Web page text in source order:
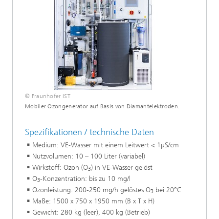
© Fraunhofer IST
Mobiler Ozongenerator auf Basis von Diamantelektroden.
Spezifikationen / technische Daten
Medium: VE-Wasser mit einem Leitwert < 1µS/cm
Nutzvolumen: 10 – 100 Liter (variabel)
Wirkstoff: Ozon (O3) in VE-Wasser gelöst
O3-Konzentration: bis zu 10 mg/l
Ozonleistung: 200-250 mg/h gelöstes O3 bei 20°C
Maße: 1500 x 750 x 1950 mm (B x T x H)
Gewicht: 280 kg (leer), 400 kg (Betrieb)